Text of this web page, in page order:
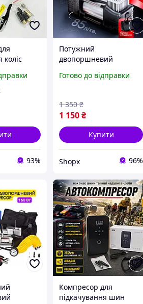
коліс
насос,
93%
Потужний
двопоршневий
компресор 12V з
насадками компактний
насос у чохлі для авто
Готово до відправки
1 150₴
1 350 ₴
Купити
Shopx 96%
Компресор для
підкачування шин